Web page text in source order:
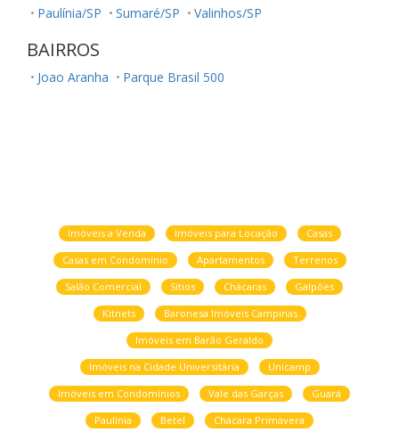
Paulínia/SP
Sumaré/SP Valinhos/SP
BAIRROS
Joao Aranha Parque Brasil 500
Imóveis a Venda Imóveis para Locação
Casas
Casas em Condomínio
Apartamentos
Terrenos
Salão Comercial
Sítios Chácaras
Galpões
Kitnets
Baronesa Imóveis Campinas
Imóveis em Barão Geraldo
Imóveis na Cidade Universitária
Unicamp
Imóveis em Condomínios
Vale das Garças
Guará
Paulínia
Betel
Chácara Primavera